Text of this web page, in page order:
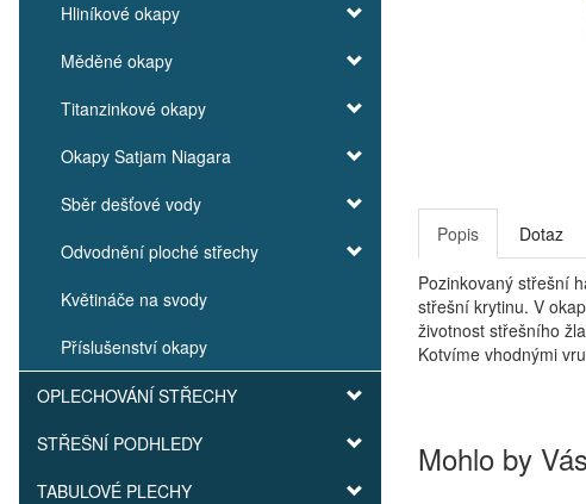
Hliníkové okapy
Měděné okapy
Titanzinkové okapy
Okapy Satjam Niagara
Sběr dešťové vody
Odvodnění ploché střechy
Květináče na svody
Příslušenství okapy
OPLECHOVÁNÍ STŘECHY
STŘEŠNÍ PODHLEDY
TABULOVÉ PLECHY
Popis Dotaz
Pozinkovaný střešní
střešní krytinu. V
životnost střešního
Kotvíme vhodnými
Mohlo by